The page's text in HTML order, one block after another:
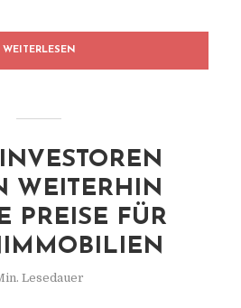
WEITERLESEN
WEITERHIN
PREISE FÜR
Lesedauer